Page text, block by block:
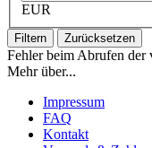
EUR
Filtern Zurücksetzen
Fehler beim Abrufen der
Mehr über...
Impressum
FAQ
Kontakt